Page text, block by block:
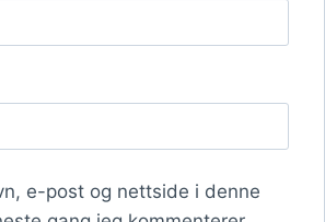
e-post og nettside i denne